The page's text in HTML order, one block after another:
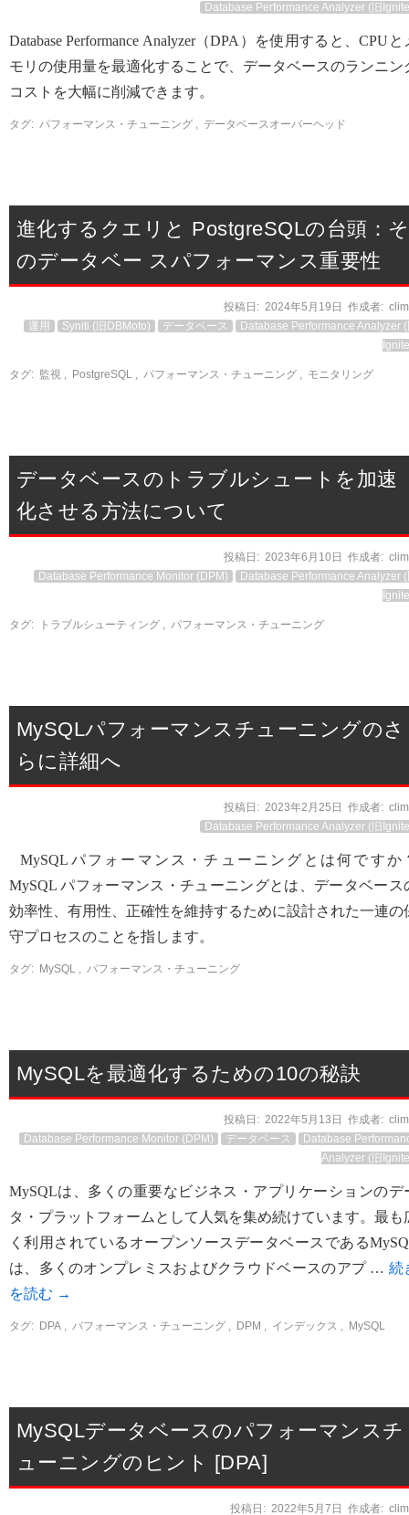
Database Performance Analyzer (旧
Database Performance Analyzer（DPA）を使用すると、CPUと
モリの使用量を最適化することで、データベースのランニン
コストを大幅に削減できます。
タグ: パフォーマンス・チューニング , データベースオーバーヘッド
進化するクエリと PostgreSQLの台頭：そ
のデータベー スパフォーマンス重要性
投稿日: 2024年5月19日 作成者:
運用
Syniti (旧DBMoto) データベース
Database Performance Analyzer
タグ: 監視 , PostgreSQL , パフォーマンス・チューニング , モニタリング
データベースのトラブルシュートを加速
化させる方法について
投稿日: 2023年6月10日 作成者:
Database Performance Monitor (DPM)
Database Performance Analyzer
タグ: トラブルシューティング , パフォーマンス・チューニング
MySQLパフォーマンスチューニングのさ
らに詳細へ
投稿日: 2023年2月25日 作成者:
Database Performance Analyzer (旧
MySQLパフォーマンス・チューニングとは何ですか
MySQL パフォーマンス・チューニングとは、データベース
効率性、有用性、正確性を維持するために設計された一連の
守プロセスのことを指します。
タグ: MySQL , パフォーマンス・チューニング
MySQLを最適化するための10の秘訣
投稿日: 2022年5月13日 作成者:
Database Performance Monitor (DPM)
データベース
Database
Analyzer (旧
MySQLは、多くの重要なビジネス・アプリケーションのデ
タ・プラットフォームとして人気を集め続けています。最も
く利用されているオープンソースデータベースである
は、多くのオンプレミスおよびクラウドベースのアプ … 続
を読む →
タグ: DPA , パフォーマンス・チューニング , DPM , インデックス , MySQL
MySQLデータベースのパフォーマンスチ
ューニングのヒント [DPA]
投稿日: 2022年5月7日 作成者: